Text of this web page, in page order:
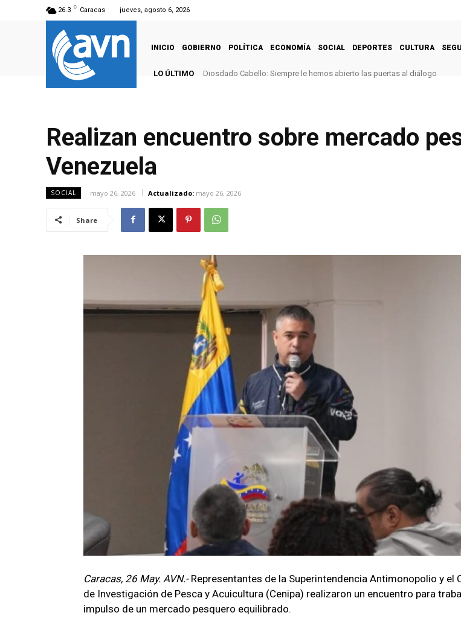
26.3 C Caracas jueves, agosto 6, 2026
INICIO GOBIERNO POLÍTICA ECONOMÍA SOCIAL DEPORTES CULTURA
LO ÚLTIMO Diosdado Cabello: Siempre le hemos abierto las puertas al diálogo
Realizan encuentro sobre mercado
Venezuela
SOCIAL mayo 26, 2026 Actualizado: mayo 26, 2026
Share
Caracas, 26 May. AVN.- Representantes de la Superintendencia Antimonopolio y el
de Investigación de Pesca y Acuicultura (Cenipa) realizaron un encuentro para
impulso de un mercado pesquero equilibrado.